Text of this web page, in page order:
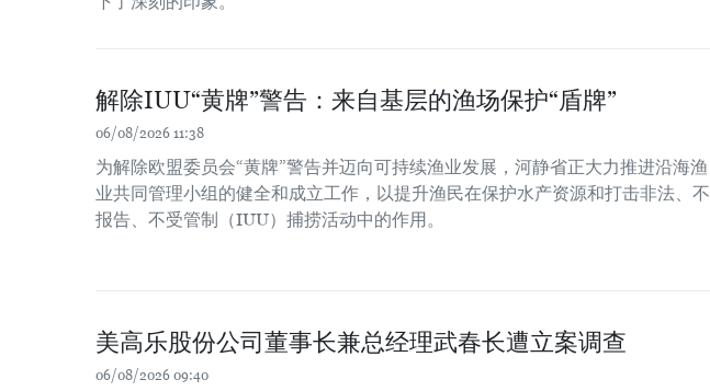
解除IUU“黄牌”警告：来自基层的渔场保护“盾牌”
06/08/2026 11:38
为解除欧盟委员会“黄牌”警告并迈向可持续渔业发展，河静省正大力推进沿海渔
业共同管理小组的健全和成立工作，以提升渔民在保护水产资源和打击非法、不
报告、不受管制（IUU）捕捞活动中的作用。
美高乐股份公司董事长兼总经理武春长遭立案调查
06/08/2026 09:40